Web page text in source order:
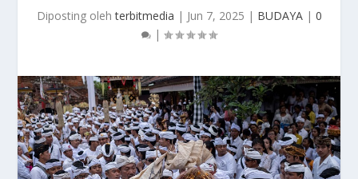
Diposting olehterbitmedia | Jun 7, 2025 | BUDAYA| 0
|